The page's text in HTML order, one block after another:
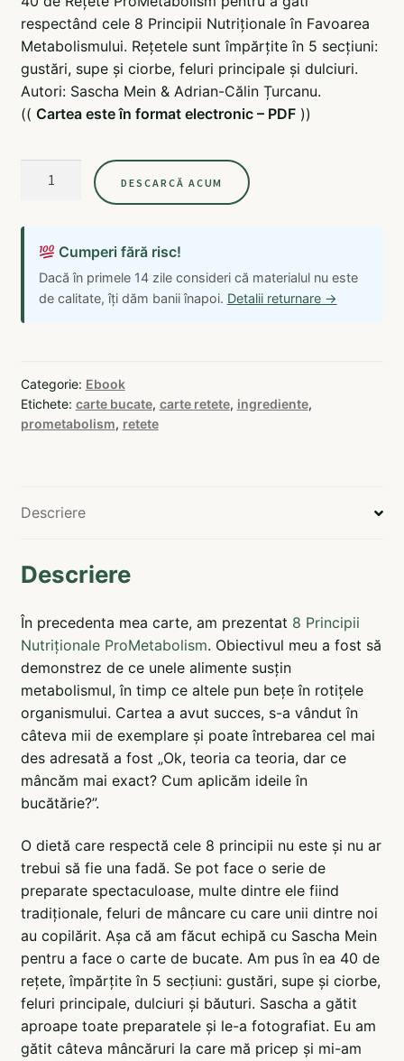
a
fost:
37,99 lei.
este:
20,16 lei.
respectând cele 8 Principii Nutriționale în Favoarea
Metabolismului. Rețetele sunt împărțite în 5 secțiuni:
gustări, supe și ciorbe, feluri principale și dulciuri.
Autori: Sascha Mein & Adrian-Călin Țurcanu.
(( Cartea este în format electronic – PDF))
ProMetabolism
DESCARCĂ ACUM
Cumperi fără risc!
Dacă în primele 14 zile consideri că materialul nu este
de calitate, îți dăm banii înapoi. Detalii returnare →
Categorie: Ebook
Etichete: carte bucate, carte retete, ingrediente,
prometabolism, retete
Descriere
Descriere
În precedenta mea carte, am prezentat 8 Principii
Nutriționale ProMetabolism. Obiectivul meu a fost să
demonstrez de ce unele alimente susțin
metabolismul, în timp ce altele pun bețe în rotițele
organismului. Cartea a avut succes, s-a vândut în
câteva mii de exemplare și poate întrebarea cel mai
des adresată a fost „Ok, teoria ca teoria, dar ce
mâncăm mai exact? Cum aplicăm ideile în
bucătărie?”.
O dietă care respectă cele 8 principii nu este și nu ar
trebui să fie una fadă. Se pot face o serie de
preparate spectaculoase, multe dintre ele fiind
tradiționale, feluri de mâncare cu care unii dintre noi
au copilărit. Așa că am făcut echipă cu Sascha Mein
pentru a face o carte de bucate. Am pus în ea 40 de
rețete, împărțite în 5 secțiuni: gustări, supe și ciorbe,
feluri principale, dulciuri și băuturi. Sascha a gătit
aproape toate preparatele și le-a fotografiat. Eu am
gătit câteva mâncăruri la care mă pricep și mi-am